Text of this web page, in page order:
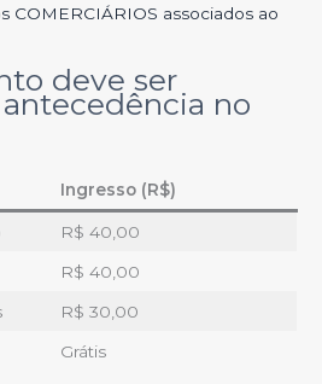
COMERCIÁRIOS associados ao
deve ser
no
Ingresso (R$)
R$ 40,00
R$ 40,00
R$ 30,00
Grátis